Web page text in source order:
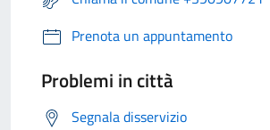
Prenota un appuntamento
Problemi in città
Segnala disservizio